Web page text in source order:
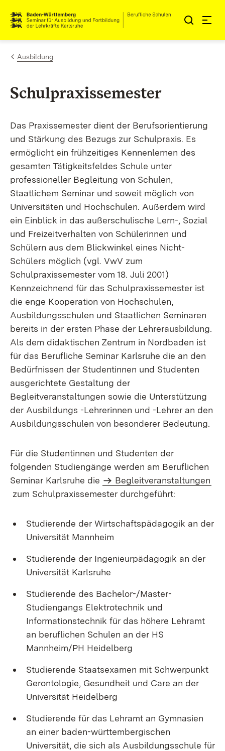
Zum Inhalt springen
Link zur Startseite
Ausbildung
Schulpraxissemester
Das Praxissemester dient der Berufsorientierung
und Stärkung des Bezugs zur Schulpraxis. Es
ermöglicht ein frühzeitiges Kennenlernen des
gesamten Tätigkeitsfeldes Schule unter
professioneller Begleitung von Schulen,
Staatlichem Seminar und soweit möglich von
Universitäten und Hochschulen. Außerdem wird
ein Einblick in das außerschulische Lern-, Sozial
und Freizeitverhalten von Schülerinnen und
Schülern aus dem Blickwinkel eines Nicht-
Schülers möglich (vgl. VwV zum
Schulpraxissemester vom 18. Juli 2001)
Kennzeichnend für das Schulpraxissemester ist
die enge Kooperation von Hochschulen,
Ausbildungsschulen und Staatlichen Seminaren
bereits in der ersten Phase der Lehrerausbildung.
Als dem didaktischen Zentrum in Nordbaden ist
für das Berufliche Seminar Karlsruhe die an den
Bedürfnissen der Studentinnen und Studenten
ausgerichtete Gestaltung der
Begleitveranstaltungen sowie die Unterstützung
der Ausbildungs -Lehrerinnen und -Lehrer an den
Ausbildungsschulen von besonderer Bedeutung.
Für die Studentinnen und Studenten der
folgenden Studiengänge werden am Beruflichen
Seminar Karlsruhe die
Begleitveranstaltungen
zum Schulpraxissemester durchgeführt:
Studierende der Wirtschaftspädagogik an der
Universität Mannheim
Studierende der Ingenieurpädagogik an der
Universität Karlsruhe
Studierende des Bachelor-/Master-
Studiengangs Elektrotechnik und
Informationstechnik für das höhere Lehramt
an beruflichen Schulen an der HS
Mannheim/PH Heidelberg
Studierende Staatsexamen mit Schwerpunkt
Gerontologie, Gesundheit und Care an der
Universität Heidelberg
Studierende für das Lehramt an Gymnasien
an einer baden-württembergischen
Universität, die sich als Ausbildungsschule für